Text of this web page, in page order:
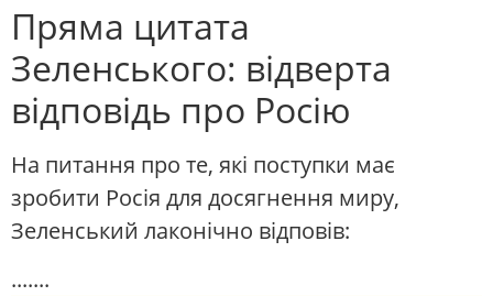
Пряма цитата
Зеленського: відверта
відповідь про Росію
На питання про те, які поступки має
зробити Росія для досягнення миру,
Зеленський лаконічно відповів:
.......